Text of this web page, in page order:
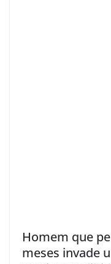
Homem que
meses invade